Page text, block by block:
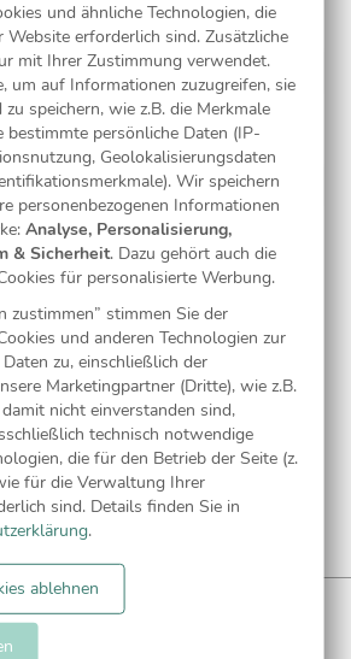
gestalten
Musterkarte
NEWSLETTER
und
und ähnliche Technologien, die
Website erforderlich sind. Zusätzliche
mit Ihrer Zustimmung verwendet.
um auf Informationen zuzugreifen, sie
speichern, wie z.B. die Merkmale
bestimmte persönliche Daten (IP-
Geolokalisierungsdaten
Wir speichern
personenbezogenen Informationen
Analyse, Personalisierung,
& Sicherheit. Dazu gehört auch die
für personalisierte Werbung.
zustimmen” stimmen Sie der
und anderen Technologien zur
zu, einschließlich der
Marketingpartner (Dritte), wie z.B.
nicht einverstanden sind,
technisch notwendige
die für den Betrieb der Seite (z.
für die Verwaltung Ihrer
sind. Details finden Sie in
.
ablehnen